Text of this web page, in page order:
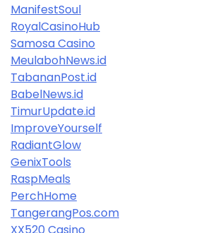
ManifestSoul
RoyalCasinoHub
Samosa Casino
MeulabohNews.id
TabananPost.id
BabelNews.id
TimurUpdate.id
ImproveYourself
RadiantGlow
GenixTools
RaspMeals
PerchHome
TangerangPos.com